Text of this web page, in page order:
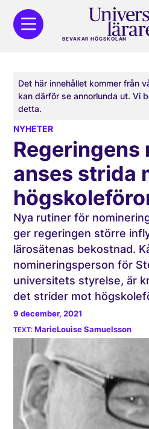
BEVAKAR HÖGSKOLAN
Det här innehållet kommer från
kan därför se annorlunda ut. Vi
detta.
NYHETER
Regeringens
anses strida
Nya rutiner för
ger regeringen större
lärosätenas bekostnad.
nomineringsperson för
universitets styrelse, är
det strider mot
9 december, 2021
MarieLouise Samuelsson